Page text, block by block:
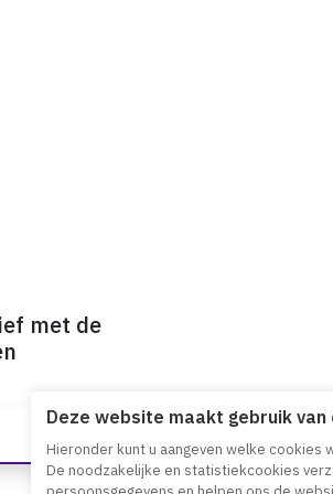
met de
Deze website maakt gebruik van
Hieronder kunt u aangeven welke cookies
De noodzakelijke en statistiekcookies